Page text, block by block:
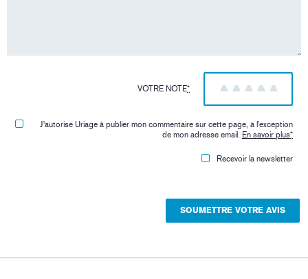
VOTRE NOTE* 5
4
3
2
1
J'autorise Uriage à publier mon commentaire sur cette page, à l'exception
de mon adresse email. En savoir plus*
Recevoir la newsletter